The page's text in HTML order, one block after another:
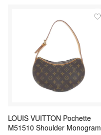
LOUIS VUITTON Pochette
M51510 Shoulder Monogram